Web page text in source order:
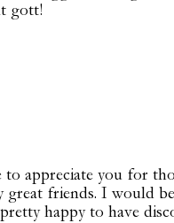
gott!
appreciate you for
friends. I would
happy to have